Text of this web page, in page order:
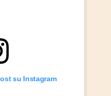
su Instagram